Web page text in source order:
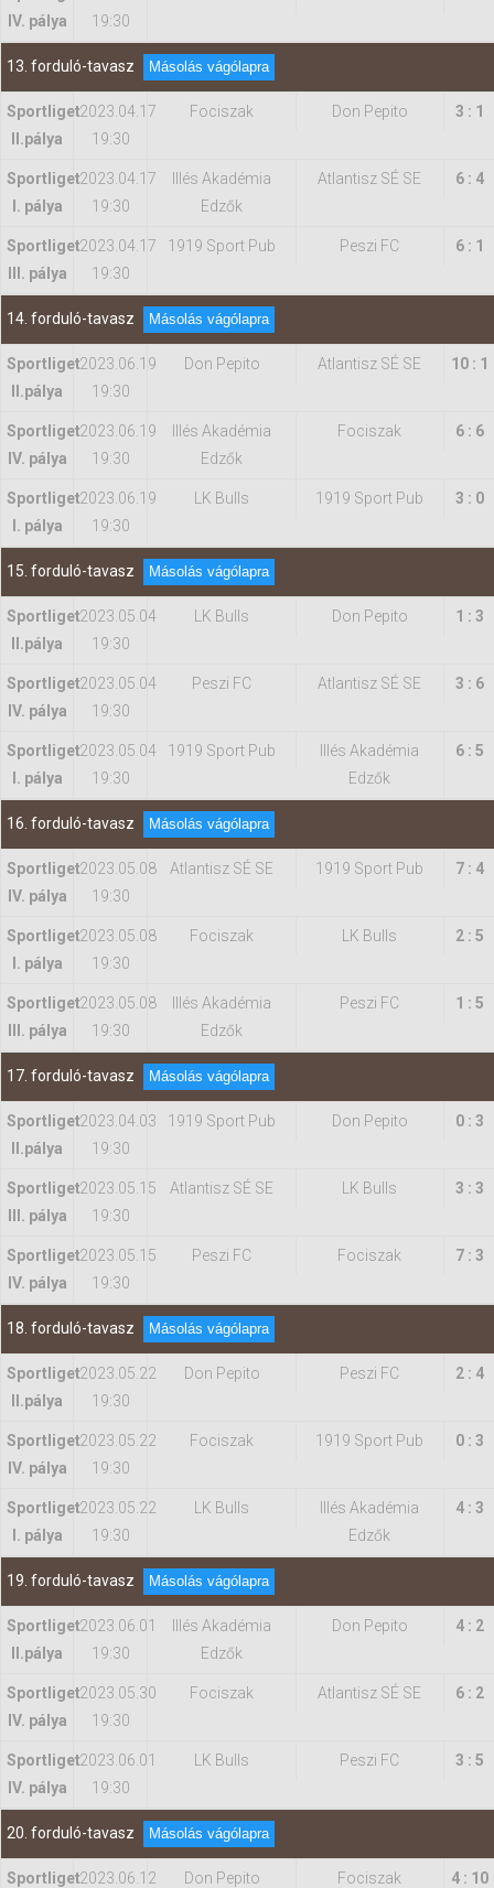
IV. pálya
19:30
13. forduló-tavasz Másolás vágólapra
Sportliget
II.pálya
2023.04.17
19:30
Fociszak Don Pepito 3 : 1
Sportliget
I. pálya
2023.04.17
19:30
Illés Akadémia
Edzők
Atlantisz SÉ SE 6 : 4
Sportliget
III. pálya
2023.04.17
19:30
1919 Sport Pub Peszi FC 6 : 1
14. forduló-tavasz Másolás vágólapra
Sportliget
II.pálya
2023.06.19
19:30
Don Pepito Atlantisz SÉ SE 10 : 1
Sportliget
IV. pálya
2023.06.19
19:30
Illés Akadémia
Edzők
Fociszak 6 : 6
Sportliget
I. pálya
2023.06.19
19:30
LK Bulls 1919 Sport Pub 3 : 0
15. forduló-tavasz Másolás vágólapra
Sportliget
II.pálya
2023.05.04
19:30
LK Bulls Don Pepito 1 : 3
Sportliget
IV. pálya
2023.05.04
19:30
Peszi FC Atlantisz SÉ SE 3 : 6
Sportliget
I. pálya
2023.05.04
19:30
1919 Sport Pub
Illés Akadémia
Edzők
6 : 5
16. forduló-tavasz Másolás vágólapra
Sportliget
IV. pálya
2023.05.08
19:30
Atlantisz SÉ SE 1919 Sport Pub 7 : 4
Sportliget
I. pálya
2023.05.08
19:30
Fociszak LK Bulls 2 : 5
Sportliget
III. pálya
2023.05.08
19:30
Illés Akadémia
Edzők
Peszi FC 1 : 5
17. forduló-tavasz Másolás vágólapra
Sportliget
II.pálya
2023.04.03
19:30
1919 Sport Pub Don Pepito 0 : 3
Sportliget
III. pálya
2023.05.15
19:30
Atlantisz SÉ SE LK Bulls 3 : 3
Sportliget
IV. pálya
2023.05.15
19:30
Peszi FC Fociszak 7 : 3
18. forduló-tavasz Másolás vágólapra
Sportliget
II.pálya
2023.05.22
19:30
Don Pepito Peszi FC 2 : 4
Sportliget
IV. pálya
2023.05.22
19:30
Fociszak 1919 Sport Pub 0 : 3
Sportliget
I. pálya
2023.05.22
19:30
LK Bulls
Illés Akadémia
Edzők
4 : 3
19. forduló-tavasz Másolás vágólapra
Sportliget
II.pálya
2023.06.01
19:30
Illés Akadémia
Edzők
Don Pepito 4 : 2
Sportliget
IV. pálya
2023.05.30
19:30
Fociszak Atlantisz SÉ SE 6 : 2
Sportliget
IV. pálya
2023.06.01
19:30
LK Bulls Peszi FC 3 : 5
20. forduló-tavasz Másolás vágólapra
Sportliget2023.06.12
Don Pepito Fociszak 4 : 10